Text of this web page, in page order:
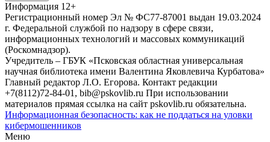
Информация 12+
Регистрационный номер Эл № ФС77-87001 выдан 19.03.2024
г. Федеральной службой по надзору в сфере связи,
информационных технологий и массовых коммуникаций
(Роскомнадзор).
Учредитель – ГБУК «Псковская областная универсальная
научная библиотека имени Валентина Яковлевича Курбатова»
Главный редактор Л.О. Егорова. Контакт редакции
+7(8112)72-84-01, bib@pskovlib.ru При использовании
материалов прямая ссылка на сайт pskovlib.ru обязательна.
Информационная безопасность: как не поддаться на уловки
кибермошенников
Меню